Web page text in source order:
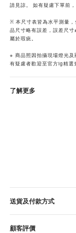
請見諒。 如有疑慮下單前
※ 本尺寸表皆為水平測量
品尺寸略有誤差，誤差尺
屬於瑕疵。
※ 商品照因拍攝現場燈光
有疑慮者歡迎至官方ig精選
了解更多
送貨及付款方式
顧客評價